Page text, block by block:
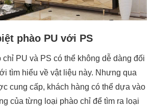
phào PU với PS
PU và PS có thể không dễ dàng đối
tìm hiểu về vật liệu này. Nhưng qua
cung cấp, khách hàng có thể dựa vào
của từng loại phào chỉ để tìm ra loại